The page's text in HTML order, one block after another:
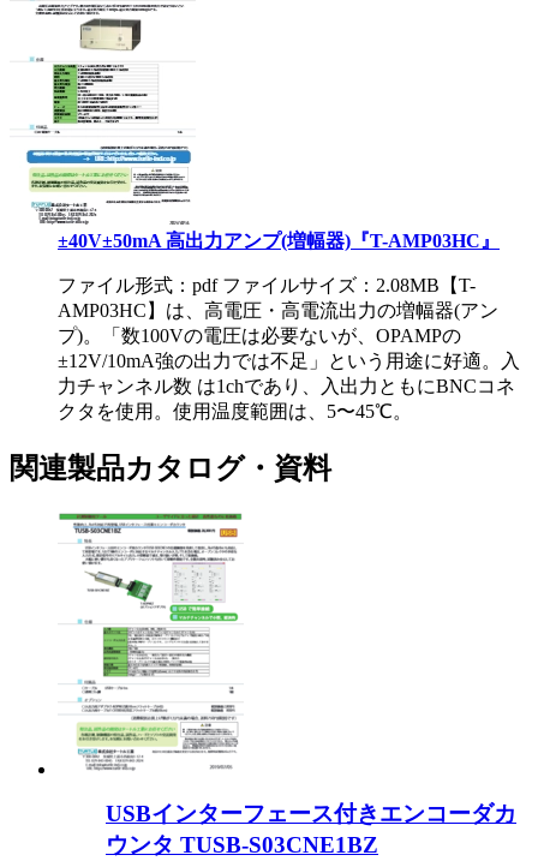
±40V±50mA 高出力アンプ(増幅器)『T-AMP03HC』
ファイル形式：pdf ファイルサイズ：2.08MB 【T-
AMP03HC】は、高電圧・高電流出力の増幅器(アン
プ)。「数100Vの電圧は必要ないが、OPAMPの
±12V/10mA強の出力では不足」という用途に好適。入
力チャンネル数 は1chであり、入出力ともにBNCコネ
クタを使用。使用温度範囲は、5〜45℃。
関連製品カタログ・資料
USBインターフェース付きエンコーダカ
ウンタ TUSB-S03CNE1BZ